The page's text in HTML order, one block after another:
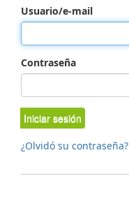
Usuario/e-mail
Contraseña
Iniciar sesión
¿Olvidó su contraseña?